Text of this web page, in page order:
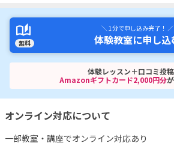
無料
＼ 1分で申し込み完了！ ／
体験教室に申し込
体験レッスン＋口コミ投
Amazonギフトカード2,000円分
オンライン対応について
一部教室・講座でオンライン対応あり